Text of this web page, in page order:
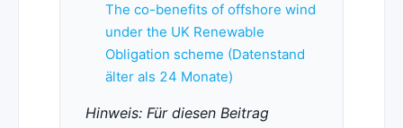
The co-benefits of offshore wind
under the UK Renewable
Obligation scheme (Datenstand
älter als 24 Monate)
Hinweis: Für diesen Beitrag